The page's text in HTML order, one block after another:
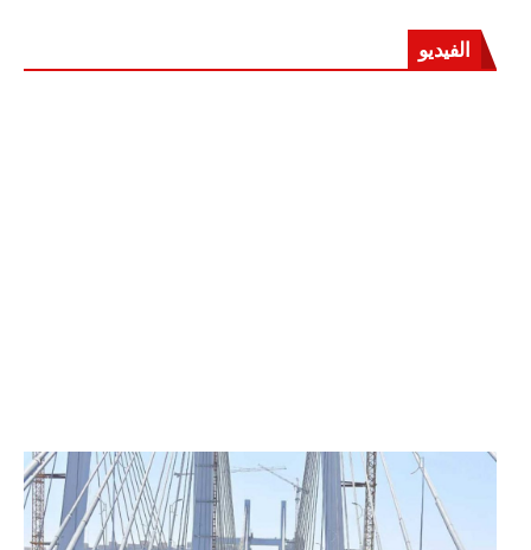
الفيديو
الرئيس عبد الفتاح السيسي يفتتح محور روض الفرج
وكوبري تحيا مصر